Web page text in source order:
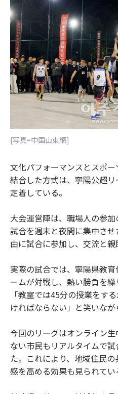
[写真=中国山東網]
文化パフォーマンスとスポ
結合した方式は、寧陽公超
定着している。
大会運営陣は、職場人の参
試合を週末と夜間に集中さ
由に試合に参加し、交流と親
実際の試合では、寧陽県教
ームが対戦し、熱い勝負を
「教室では45分の授業をす
ければならない」と笑いなが
今回のリーグはオンライン
ない市民もリアルタイムで
た。これにより、地域住民
感を高める効果も見られてい